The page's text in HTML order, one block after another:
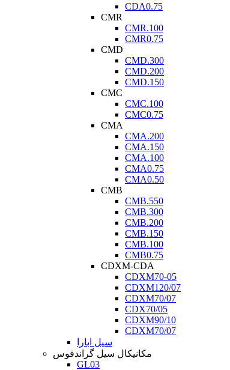
CDA0.75
CMR
CMR.100
CMR0.75
CMD
CMD.300
CMD.200
CMD.150
CMC
CMC.100
CMC0.75
CMA
CMA.200
CMA.150
CMA.100
CMA0.75
CMA0.50
CMB
CMB.550
CMB.300
CMB.200
CMB.150
CMB.100
CMB0.75
CDXM-CDA
CDXM70-05
CDXM120/07
CDXM70/07
CDX70/05
CDXM90/10
CDXM70/07
سیل ابارا
مکانیکال سیل گراندفوس
GL03